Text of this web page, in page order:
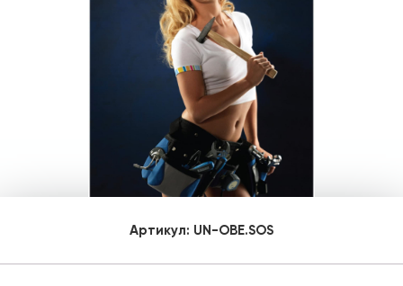
Артикул: UN-OBE.SOS